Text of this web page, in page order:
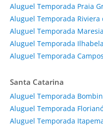
Aluguel Temporada Praia
Aluguel Temporada Riviera
Aluguel Temporada
Aluguel Temporada Ilhabela
Aluguel Temporada
Santa Catarina
Aluguel Temporada
Aluguel Temporada
Aluguel Temporada